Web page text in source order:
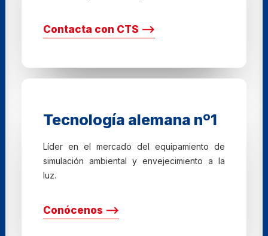
Contacta con CTS ⟶
Tecnología alemana nº1
Líder en el mercado del equipamiento de
simulación ambiental y envejecimiento a la
luz.
Conócenos ⟶